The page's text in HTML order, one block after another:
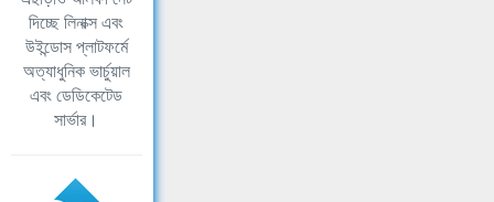
দিচ্ছে লিনাক্স এবং
উইন্ডোস প্লাটফর্মে
অত্যাধুনিক ভার্চুয়াল
এবং ডেডিকেটেড
সার্ভার।